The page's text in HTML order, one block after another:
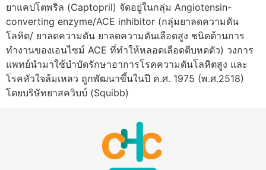
ยาแคปโตพริล (Captopril) จัดอยู่ในกลุ่ม Angiotensin-
converting enzyme/ACE inhibitor (กลุ่มยาลดความดัน
โลหิต/ ยาลดความดัน ยาลดความดันเลือดสูง ชนิดต้านการ
ทำงานของเอนไซม์ ACE ที่ทำให้หลอดเลือดตีบหดตัว) วงการ
แพทย์นำมาใช้บำบัดรักษาอาการโรคความดันโลหิตสูง และ
โรคหัวใจล้มเหลว ถูกพัฒนาขึ้นในปี ค.ศ. 1975 (พ.ศ.2518)
โดยบริษัทยาสควิบบ์ (Squibb)